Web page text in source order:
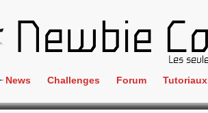
News Challenges
Crackme
Forum Tutoriaux